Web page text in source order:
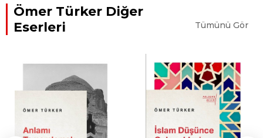
Ömer Türker Diğer
Eserleri
Tümünü Gör